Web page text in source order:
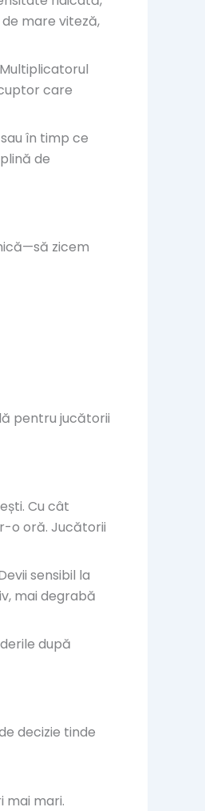
mare viteză,
care
în timp ce
de
zicem
pentru jucătorii
Cu cât
o oră. Jucătorii
sensibil la
mai degrabă
după
decizie tinde
mai mari.